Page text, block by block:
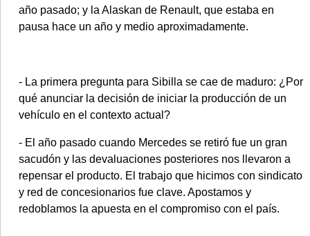
año pasado; y la Alaskan de Renault, que estaba en
pausa hace un año y medio aproximadamente.
- La primera pregunta para Sibilla se cae de maduro: ¿Por
qué anunciar la decisión de iniciar la producción de un
vehículo en el contexto actual?
- El año pasado cuando Mercedes se retiró fue un gran
sacudón y las devaluaciones posteriores nos llevaron a
repensar el producto. El trabajo que hicimos con sindicato
y red de concesionarios fue clave. Apostamos y
redoblamos la apuesta en el compromiso con el país.